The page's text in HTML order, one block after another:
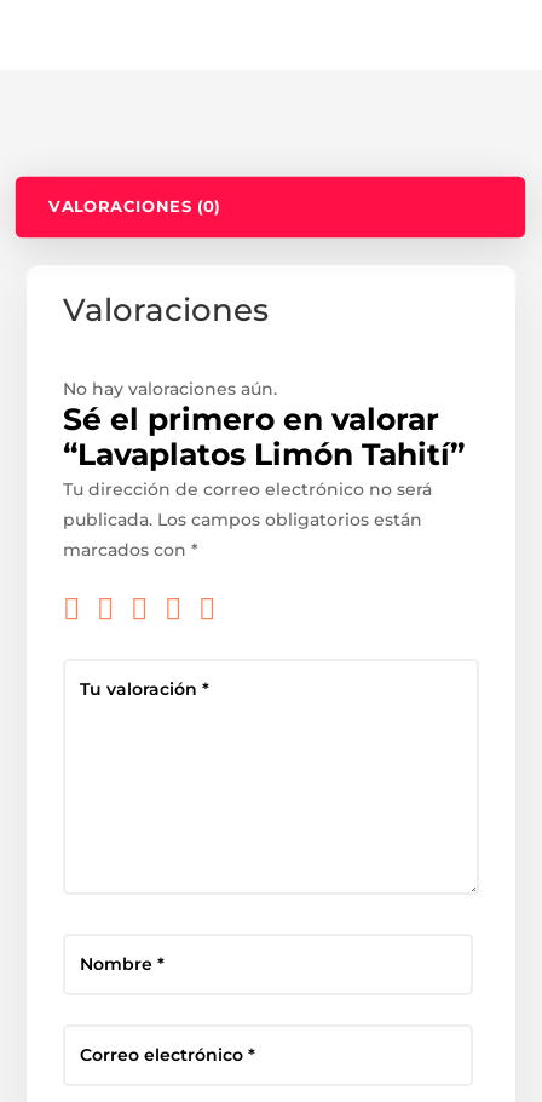
VALORACIONES (0)
Valoraciones
No hay valoraciones aún.
Sé el primero en valorar
“Lavaplatos Limón Tahití”
Tu dirección de correo electrónico no será
publicada. Los campos obligatorios están
marcados con*